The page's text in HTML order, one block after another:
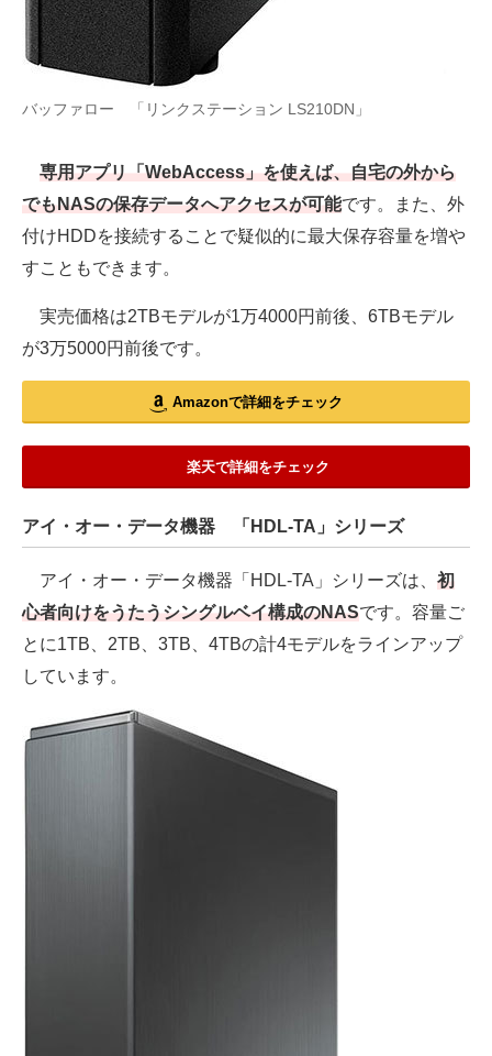
バッファロー 「リンクステーション LS210DN」
専用アプリ「WebAccess」を使えば、自宅の外から
でもNASの保存データへアクセスが可能です。また、外
付けHDDを接続することで疑似的に最大保存容量を増や
すこともできます。
実売価格は2TBモデルが1万4000円前後、6TBモデル
が3万5000円前後です。
Amazonで詳細をチェック
楽天で詳細をチェック
アイ・オー・データ機器 「HDL-TA」シリーズ
アイ・オー・データ機器「HDL-TA」シリーズは、 初
心者向けをうたうシングルベイ構成のNASです。容量ご
とに1TB、2TB、3TB、4TBの計4モデルをラインアップ
しています。